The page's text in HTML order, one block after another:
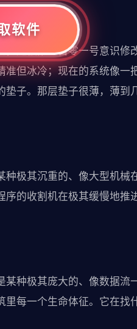
是被第三百零一号意识修
但冰冷；现在的系统像一
子。那层垫子很薄，薄到
极其沉重的、像大型机械
的收割机在极其缓慢地推
种极其庞大的、像数据流
每一个生命体征。它在找
软件